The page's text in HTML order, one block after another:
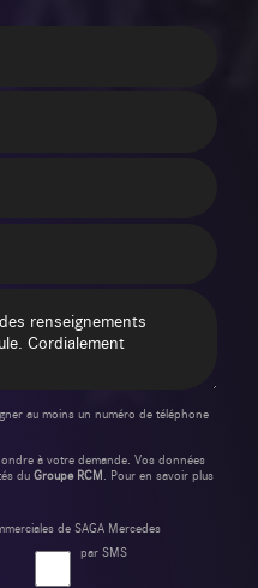
au moins un numéro de téléphone
à votre demande. Vos données
du Groupe RCM. Pour en savoir plus
de SAGA Mercedes
par SMS